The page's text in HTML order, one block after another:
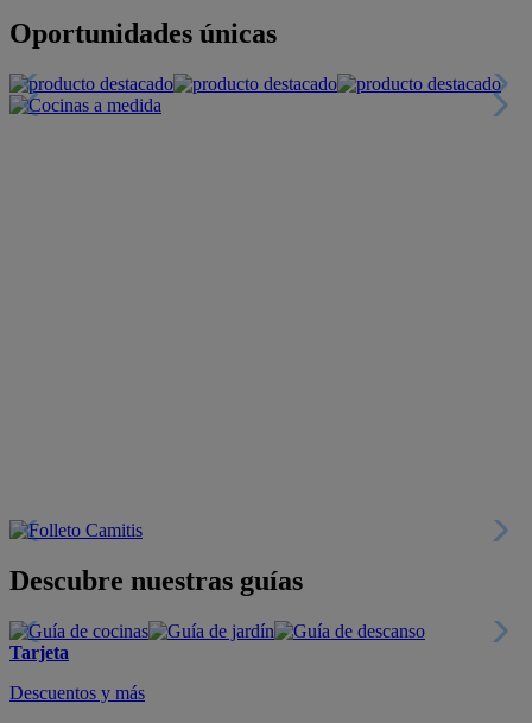
Oportunidades únicas
Descubre nuestras guías
Tarjeta
Descuentos y más